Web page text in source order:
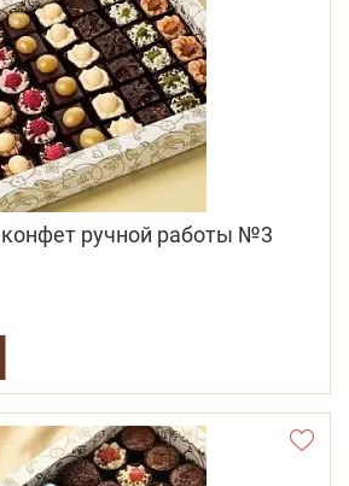
ручной работы №3